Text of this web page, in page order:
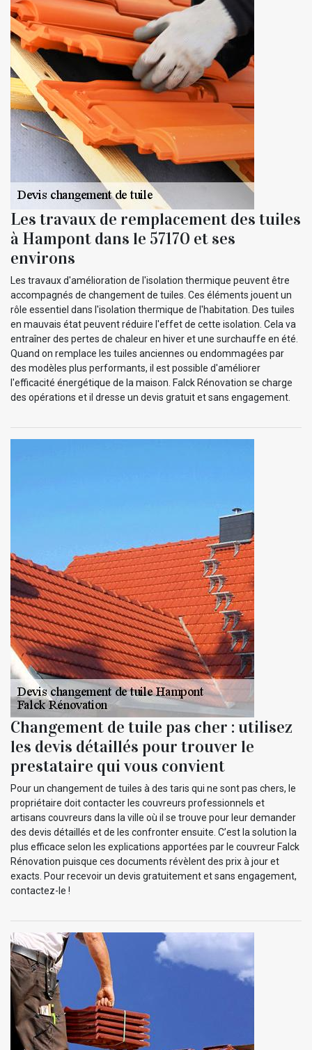
Les travaux de remplacement des tuiles
à Hampont dans le 57170 et ses
environs
Les travaux d'amélioration de l'isolation thermique peuvent être
accompagnés de changement de tuiles. Ces éléments jouent un
rôle essentiel dans l'isolation thermique de l'habitation. Des tuiles
en mauvais état peuvent réduire l'effet de cette isolation. Cela va
entraîner des pertes de chaleur en hiver et une surchauffe en été.
Quand on remplace les tuiles anciennes ou endommagées par
des modèles plus performants, il est possible d'améliorer
l'efficacité énergétique de la maison. Falck Rénovation se charge
des opérations et il dresse un devis gratuit et sans engagement.
Changement de tuile pas cher : utilisez
les devis détaillés pour trouver le
prestataire qui vous convient
Pour un changement de tuiles à des taris qui ne sont pas chers, le
propriétaire doit contacter les couvreurs professionnels et
artisans couvreurs dans la ville où il se trouve pour leur demander
des devis détaillés et de les confronter ensuite. C’est la solution la
plus efficace selon les explications apportées par le couvreur Falck
Rénovation puisque ces documents révèlent des prix à jour et
exacts. Pour recevoir un devis gratuitement et sans engagement,
contactez-le !